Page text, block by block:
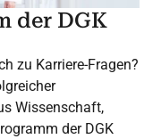
der DGK
zu Karriere-Fragen?
Wissenschaft,
der DGK